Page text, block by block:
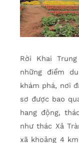
Rời Khai
những điểm
khám phá, nơi
sơ được bao
hang động,
như thác Xả
xã khoảng 4